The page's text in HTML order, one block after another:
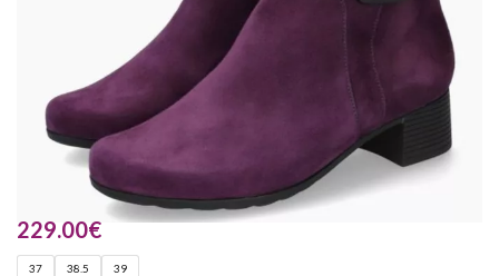
229.00€
37 38.5 39